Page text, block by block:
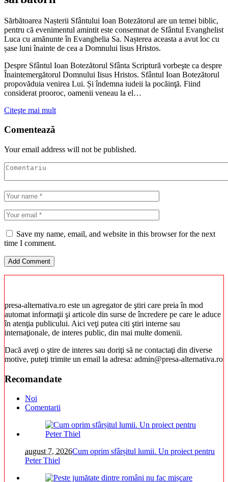
Sărbătoarea Nașterii Sfântului Ioan Botezătorul are un temei biblic,
pentru că evenimentul amintit este consemnat de Sfântul Evanghelist
Luca cu amănunte în Evanghelia Sa. Nașterea aceasta a avut loc cu
șase luni înainte de cea a Domnului lisus Hristos.
Despre Sfântul Ioan Botezătorul Sfânta Scriptură vorbeşte ca despre
Înaintemergătorul Domnului Iisus Hristos. Sfântul Ioan Botezătorul
propovăduia venirea Lui. Și îndemna iudeii la pocăinţă. Fiind
considerat prooroc, oamenii veneau la el…
Citeşte mai mult
Comentează
Your email address will not be published.
Save my name, email, and website in this browser for the next
time I comment.
presa-alternativa.ro este un agregator de ştiri care preia în mod
automat informaţii şi articole din surse de încredere pe care le aduce
în atenţia publicului. Aici veţi putea citi ştiri interne sau
internaţionale, de interes public, din mai multe domenii.
Dacă aveţi o ştire de interes sau doriţi să ne contactaţi din diverse
motive, puteţi trimite un email la adresa: admin@presa-alternativa.ro
Recomandate
Noi
Comentarii
august 7, 2026Cum oprim sfârșitul lumii. Un proiect pentru
Peter Thiel